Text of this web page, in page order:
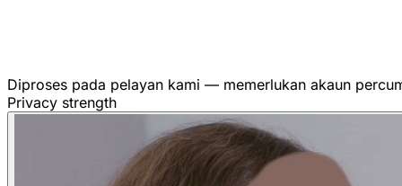
Diproses pada pelayan kami — memerlukan akaun
Privacy strength